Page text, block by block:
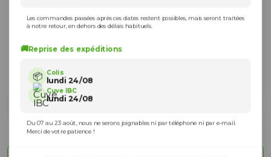
Vue à 360 degrés
Les commandes passées après ces dates restent possibles, mais seront traitées
à notre retour, en dehors des délais habituels.
🚚Reprise des expéditions
📦 Colis
lundi 24/08
Cuve IBC
lundi 24/08
Du 07 au 23 août, nous ne serons joignables ni par téléphone ni par e-mail.
Merci de votre patience !